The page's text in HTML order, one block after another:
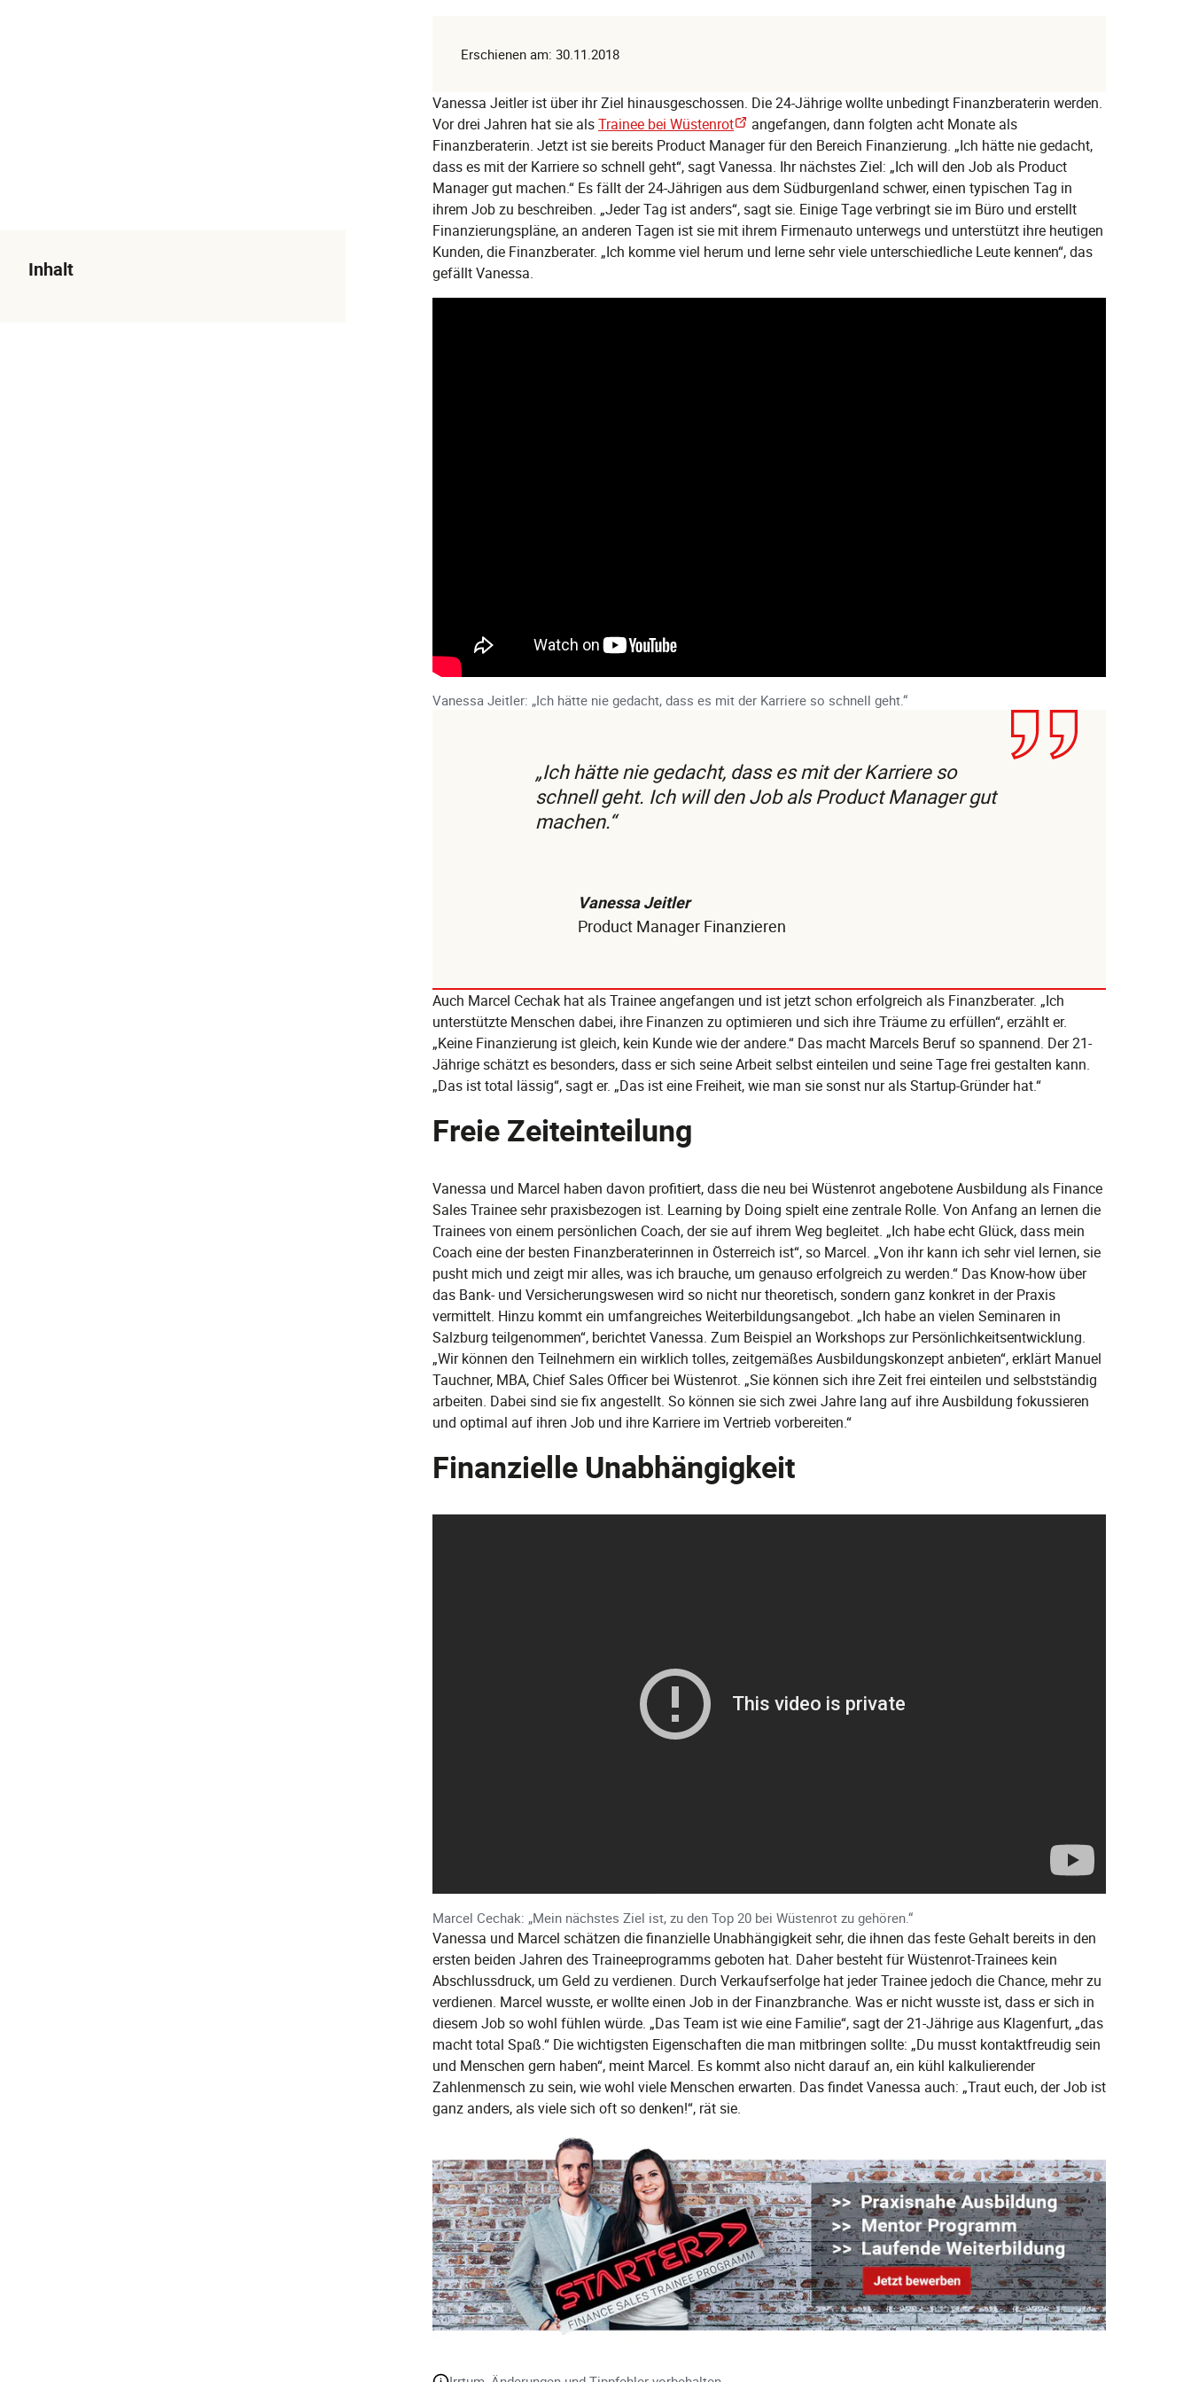
Erschienen am: 30.11.2018
Inhalt
Vanessa Jeitler ist über ihr Ziel hinausgeschossen. Die 24-Jährige wollte unbedingt Finanzberaterin werden.
Vor drei Jahren hat sie alsTrainee bei Wüstenrot
angefangen, dann folgten acht Monate als
Finanzberaterin. Jetzt ist sie bereits Product Manager für den Bereich Finanzierung. „Ich hätte nie gedacht,
dass es mit der Karriere so schnell geht“, sagt Vanessa. Ihr nächstes Ziel: „Ich will den Job als Product
Manager gut machen.“ Es fällt der 24-Jährigen aus dem Südburgenland schwer, einen typischen Tag in
ihrem Job zu beschreiben. „Jeder Tag ist anders“, sagt sie. Einige Tage verbringt sie im Büro und erstellt
Finanzierungspläne, an anderen Tagen ist sie mit ihrem Firmenauto unterwegs und unterstützt ihre heutigen
Kunden, die Finanzberater. „Ich komme viel herum und lerne sehr viele unterschiedliche Leute kennen“, das
gefällt Vanessa.
Vanessa Jeitler: „Ich hätte nie gedacht, dass es mit der Karriere so schnell geht.“
„Ich hätte nie gedacht, dass es mit der Karriere so
schnell geht. Ich will den Job als Product Manager gut
machen.“
Vanessa Jeitler
Product Manager Finanzieren
Auch Marcel Cechak hat als Trainee angefangen und ist jetzt schon erfolgreich als Finanzberater. „Ich
unterstützte Menschen dabei, ihre Finanzen zu optimieren und sich ihre Träume zu erfüllen“, erzählt er.
„Keine Finanzierung ist gleich, kein Kunde wie der andere.“ Das macht Marcels Beruf so spannend. Der 21-
Jährige schätzt es besonders, dass er sich seine Arbeit selbst einteilen und seine Tage frei gestalten kann.
„Das ist total lässig“, sagt er. „Das ist eine Freiheit, wie man sie sonst nur als Startup-Gründer hat.“
Freie Zeiteinteilung
Vanessa und Marcel haben davon profitiert, dass die neu bei Wüstenrot angebotene Ausbildung als Finance
Sales Trainee sehr praxisbezogen ist. Learning by Doing spielt eine zentrale Rolle. Von Anfang an lernen die
Trainees von einem persönlichen Coach, der sie auf ihrem Weg begleitet. „Ich habe echt Glück, dass mein
Coach eine der besten Finanzberaterinnen in Österreich ist“, so Marcel. „Von ihr kann ich sehr viel lernen, sie
pusht mich und zeigt mir alles, was ich brauche, um genauso erfolgreich zu werden.“ Das Know-how über
das Bank- und Versicherungswesen wird so nicht nur theoretisch, sondern ganz konkret in der Praxis
vermittelt. Hinzu kommt ein umfangreiches Weiterbildungsangebot. „Ich habe an vielen Seminaren in
Salzburg teilgenommen“, berichtet Vanessa. Zum Beispiel an Workshops zur Persönlichkeitsentwicklung.
„Wir können den Teilnehmern ein wirklich tolles, zeitgemäßes Ausbildungskonzept anbieten“, erklärt Manuel
Tauchner, MBA, Chief Sales Officer bei Wüstenrot. „Sie können sich ihre Zeit frei einteilen und selbstständig
arbeiten. Dabei sind sie fix angestellt. So können sie sich zwei Jahre lang auf ihre Ausbildung fokussieren
und optimal auf ihren Job und ihre Karriere im Vertrieb vorbereiten.“
Finanzielle Unabhängigkeit
Marcel Cechak: „Mein nächstes Ziel ist, zu den Top 20 bei Wüstenrot zu gehören.“
Vanessa und Marcel schätzen die finanzielle Unabhängigkeit sehr, die ihnen das feste Gehalt bereits in den
ersten beiden Jahren des Traineeprogramms geboten hat. Daher besteht für Wüstenrot-Trainees kein
Abschlussdruck, um Geld zu verdienen. Durch Verkaufserfolge hat jeder Trainee jedoch die Chance, mehr zu
verdienen. Marcel wusste, er wollte einen Job in der Finanzbranche. Was er nicht wusste ist, dass er sich in
diesem Job so wohl fühlen würde. „Das Team ist wie eine Familie“, sagt der 21-Jährige aus Klagenfurt, „das
macht total Spaß.“ Die wichtigsten Eigenschaften die man mitbringen sollte: „Du musst kontaktfreudig sein
und Menschen gern haben“, meint Marcel. Es kommt also nicht darauf an, ein kühl kalkulierender
Zahlenmensch zu sein, wie wohl viele Menschen erwarten. Das findet Vanessa auch: „Traut euch, der Job ist
ganz anders, als viele sich oft so denken!“, rät sie.